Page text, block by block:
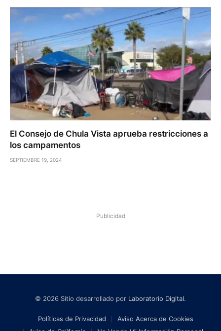
El Consejo de Chula Vista aprueba restricciones a
los campamentos
SEPTIEMBRE 19, 2024
Publicidad
© 2026 Sitio desarrollado por Laboratorio Digital.
Políticas de Privacidad
Aviso Acerca de Cookies